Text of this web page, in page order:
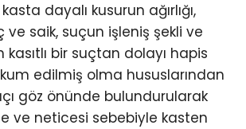
dayalı kusurun ağırlığı,
saik, suçun işleniş şekli ve
bir suçtan dolayı hapis
edilmiş olma hususlarından
göz önünde bulundurularak
ve neticesi sebebiyle kasten